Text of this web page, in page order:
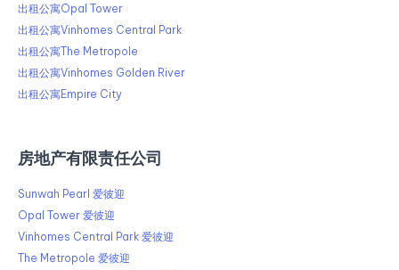
出租公寓Opal Tower
出租公寓Vinhomes Central Park
出租公寓The Metropole
出租公寓Vinhomes Golden River
出租公寓Empire City
房地产有限责任公司
Sunwah Pearl 爱彼迎
Opal Tower 爱彼迎
Vinhomes Central Park 爱彼迎
The Metropole 爱彼迎